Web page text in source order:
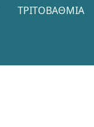
ΤΡΙΤΟΒΆΘΜΙΑ